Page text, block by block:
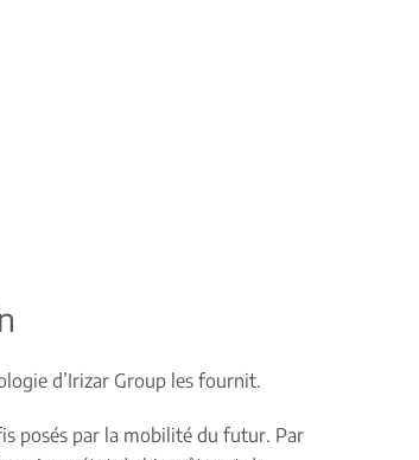
d’Irizar Group les fournit.
posés par la mobilité du futur. Par